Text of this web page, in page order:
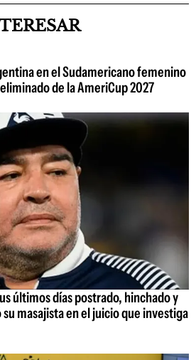
en el Sudamericano femenino
de la AmeriCup 2027
últimos días postrado, hinchado y
masajista en el juicio que investiga